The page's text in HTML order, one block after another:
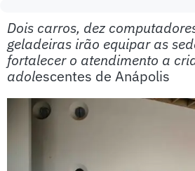
Dois carros, dez
geladeiras irão equipar as
fortalecer o atendimento a
adolescentes de Anápolis